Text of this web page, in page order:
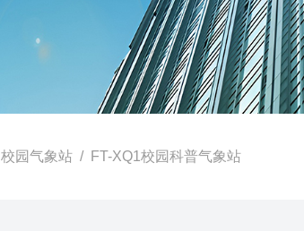
校园气象站 / FT-XQ1校园科普气象站